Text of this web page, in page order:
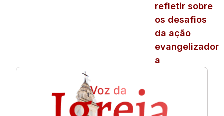
refletir sobre
os desafios
da ação
evangelizador
a